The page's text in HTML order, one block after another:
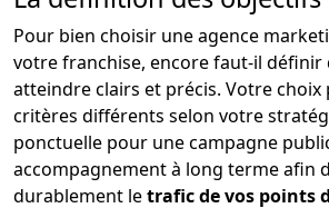
Pour bien choisir une agence
votre franchise, encore faut-il définir
atteindre clairs et précis. Votre choix
critères différents selon votre
ponctuelle pour une campagne
accompagnement à long terme afin
durablement letrafic de vos points